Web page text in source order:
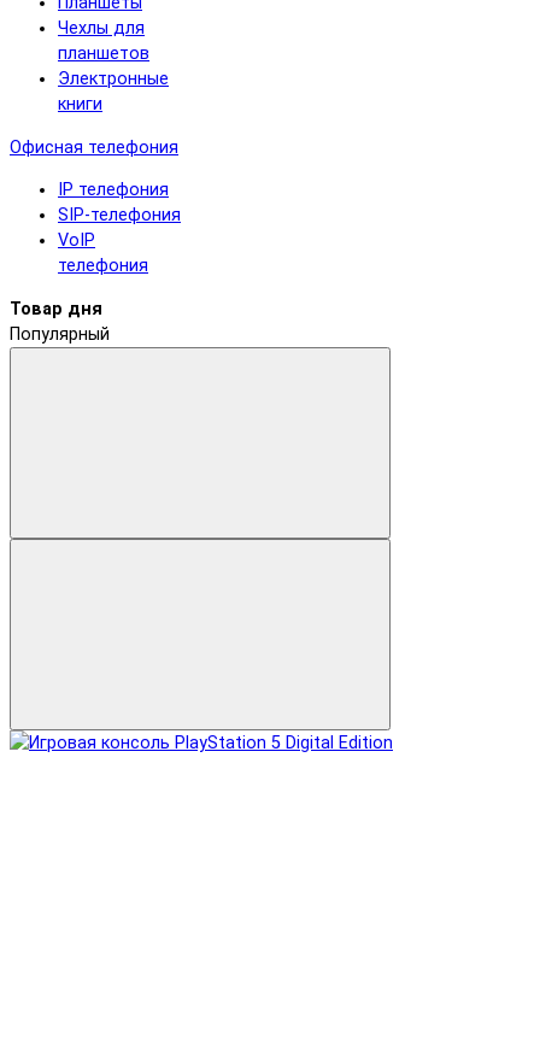
Чехлы для
планшетов
Электронные
книги
Офисная телефония
IP телефония
SIP-телефония
VoIP
телефония
Товар дня
Популярный